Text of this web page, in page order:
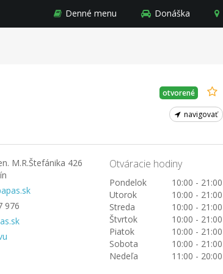
Denné menu Donáška
otvorené
navigovať
M.R.Štefánika 426
976
Otváracie hodiny
Pondelok
10:00 - 21:00
Utorok
10:00 - 21:00
Streda
10:00 - 21:00
Štvrtok
10:00 - 21:00
Piatok
10:00 - 21:00
Sobota
10:00 - 21:00
Nedeľa
11:00 - 20:00